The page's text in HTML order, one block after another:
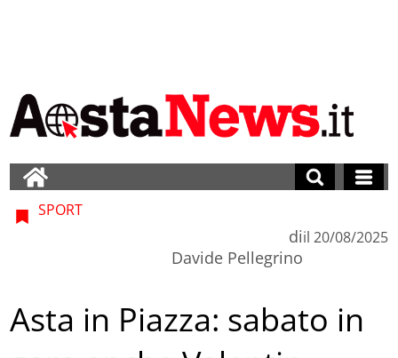
SPORT
di
Davide Pellegrino
il 20/08/2025
Asta in Piazza: sabato in